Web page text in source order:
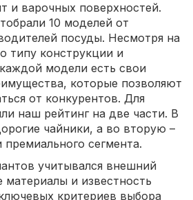
и варочных поверхностей.
10 моделей от
посуды. Несмотря на
типу конструкции и
модели есть свои
которые позволяют
от конкурентов. Для
наш рейтинг на две части. В
чайники, а во вторую –
сегмента.
учитывался внешний
материалы и известность
критериев выбора